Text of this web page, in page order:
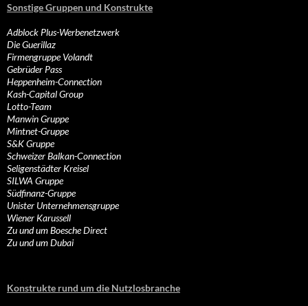
Sonstige Gruppen und Konstrukte
Adblock Plus-Werbenetzwerk
Die Guerillaz
Firmengruppe Volandt
Gebrüder Pass
Heppenheim-Connection
Kash-Capital Group
Lotto-Team
Manwin Gruppe
Mintnet-Gruppe
S&K Gruppe
Schweizer Balkan-Connection
Seligenstädter Kreisel
SILWA Gruppe
Südfinanz-Gruppe
Unister Unternehmensgruppe
Wiener Karussell
Zu und um Boesche Direct
Zu und um Dubai
Konstrukte rund um die Nutzlosbranche